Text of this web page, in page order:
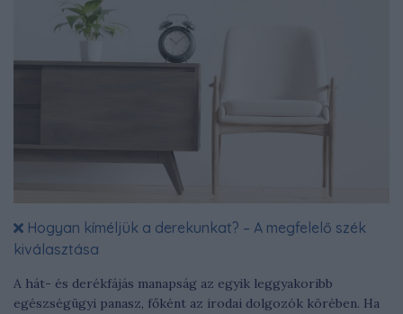
Hogyan kíméljük a derekunkat? – A megfelelő szék
kiválasztása
A hát- és derékfájás manapság az egyik leggyakoribb
egészségügyi panasz, főként az irodai dolgozók körében. Ha